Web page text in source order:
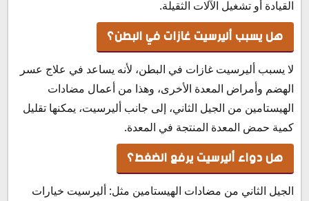
القيادة أو تشغيل الآلات الثقيلة.
هل يسبب أليرسيت غازات في البطن؟
لا يسبب أليرسيت غازات في البطن، لأنه يساعد في علاج عسر
الهضم وأمراض المعدة الأخرى، وهذا من أعمال مضادات
الهيستامين من الجيل الثاني، إلى جانب أليرسيت، يمكنها تقليل
كمية حمض المعدة المنتجة في المعدة.
هل دواء أليرسيت يرفع الضغط؟
الجيل الثاني من مضادات الهيستامين مثل: أليرسيت خيارات